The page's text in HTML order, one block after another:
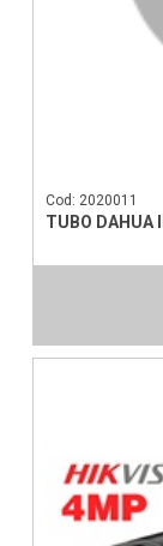
Cod: 2020011
TUBO DAHUA